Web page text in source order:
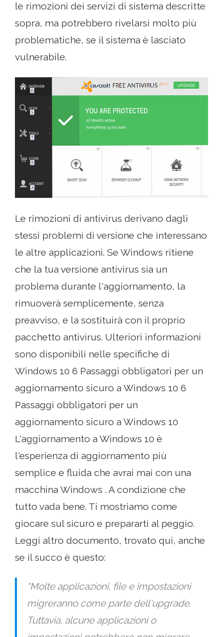
le rimozioni dei servizi di sistema descritte
sopra, ma potrebbero rivelarsi molto più
problematiche, se il sistema è lasciato
vulnerabile.
Le rimozioni di antivirus derivano dagli
stessi problemi di versione che interessano
le altre applicazioni. Se Windows ritiene
che la tua versione antivirus sia un
problema durante l'aggiornamento, la
rimuoverà semplicemente, senza
preavviso, e la sostituirà con il proprio
pacchetto antivirus. Ulteriori informazioni
sono disponibili nelle specifiche di
Windows 10 6 Passaggi obbligatori per un
aggiornamento sicuro a Windows 10 6
Passaggi obbligatori per un
aggiornamento sicuro a Windows 10
L'aggiornamento a Windows 10 è
l'esperienza di aggiornamento più
semplice e fluida che avrai mai con una
macchina Windows . A condizione che
tutto vada bene. Ti mostriamo come
giocare sul sicuro e prepararti al peggio.
Leggi altro documento, trovato qui, anche
se il succo è questo:
“Molte applicazioni, file e impostazioni
migreranno come parte dell'upgrade.
Tuttavia, alcune applicazioni o